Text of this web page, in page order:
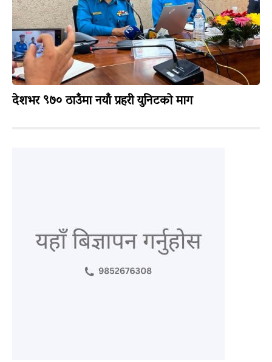
देशभर ९७० ठाउँमा नयाँ प्रहरी युनिटको माग